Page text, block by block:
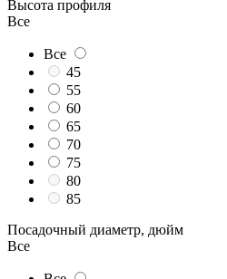
Высота профиля
Все
Все
45
55
60
65
70
75
80
85
Посадочный диаметр, дюйм
Все